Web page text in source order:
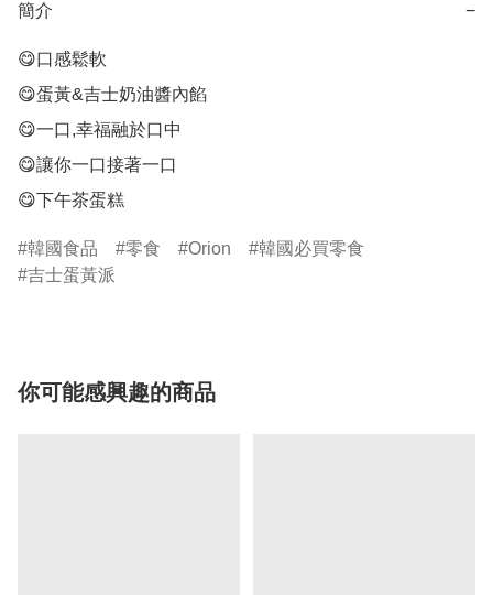
簡介 −
😋口感鬆軟
😋蛋黃&吉士奶油醬內餡
😋一口,幸福融於口中
😋讓你一口接著一口
😋下午茶蛋糕
韓國食品 零食 Orion
韓國必買零食
吉士蛋黃派
你可能感興趣的商品